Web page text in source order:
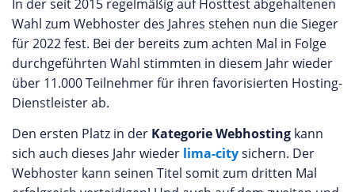
In der seit 2015 regelmäßig auf Hosttest abgehaltenen
Wahl zum Webhoster des Jahres stehen nun die Sieger
für 2022 fest. Bei der bereits zum achten Mal in Folge
durchgeführten Wahl stimmten in diesem Jahr wieder
über 11.000 Teilnehmer für ihren favorisierten Hosting-
Dienstleister ab.
Den ersten Platz in der Kategorie Webhosting kann
sich auch dieses Jahr wieder lima-citysichern. Der
Webhoster kann seinen Titel somit zum dritten Mal